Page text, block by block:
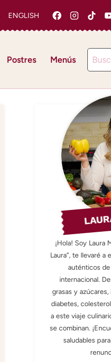
ENGLISH
Postres Menús Buscar:
¡Hola! Soy Laura
Laura”, te llevaré a
auténticos
internacional.
grasas y
diabetes,
a este viaje
se combinan.
saludables